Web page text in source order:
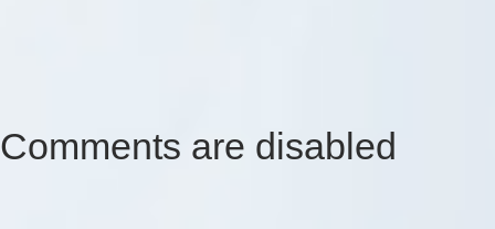
Comments are disabled